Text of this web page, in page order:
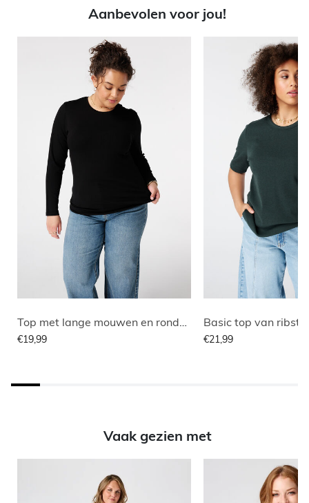
Aanbevolen voor jou!
Top met lange mouwen en ronde hals
€19,99
Basic top van
€21,99
Vaak gezien met